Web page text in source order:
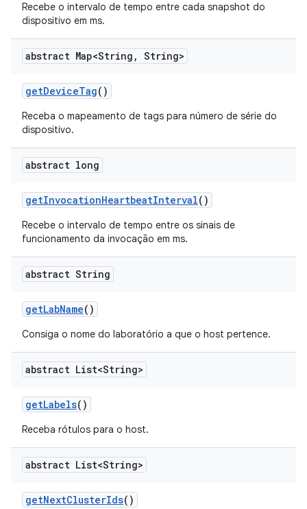
Recebe o intervalo de tempo entre cada snapshot do
dispositivo em ms.
abstract Map<String , String>
getDeviceTag()
Receba o mapeamento de tags para número de série do
dispositivo.
abstract long
getInvocationHeartbeatInterval()
Recebe o intervalo de tempo entre os sinais de
funcionamento da invocação em ms.
abstract String
getLabName()
Consiga o nome do laboratório a que o host pertence.
abstract List<String>
getLabels()
Receba rótulos para o host.
abstract List<String>
getNextClusterIds()